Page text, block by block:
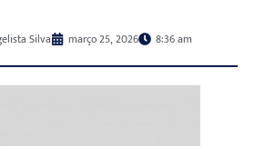
Silva março 25, 2026 8:36 am